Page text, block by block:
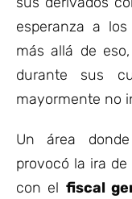
esperanza a
más allá de
durante sus
mayormente no
Un área
provocó la ira
con el fiscal